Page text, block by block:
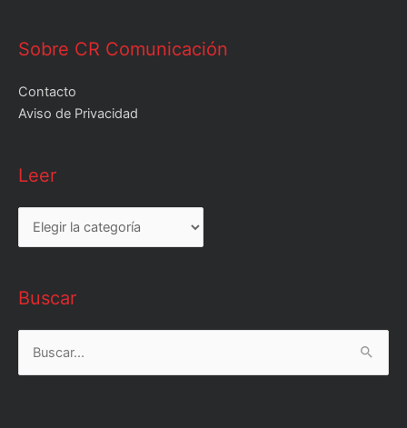
Sobre CR Comunicación
Contacto
Aviso de Privacidad
Leer
Leer
Buscar
Buscar
por: